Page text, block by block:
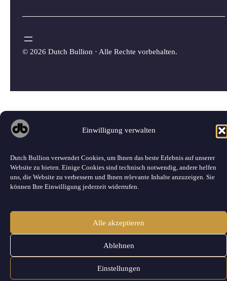
Einwilligung verwalten
Dutch Bullion verwendet Cookies, um Ihnen das beste Erlebnis auf unserer
Website zu bieten. Einige Cookies sind technisch notwendig, andere helfen
uns, die Website zu verbessern und Ihnen relevante Inhalte anzuzeigen. Sie
können Ihre Einwilligung jederzeit widerrufen.
Alle akzeptieren
Ablehnen
Einstellungen
© 2026 Dutch Bullion · Alle Rechte vorbehalten.